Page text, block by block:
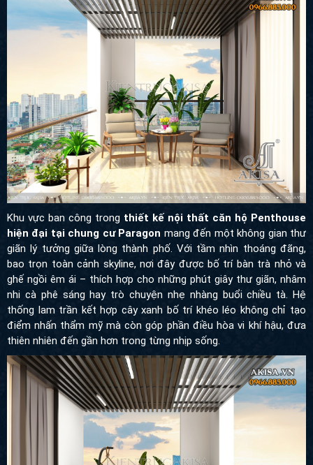
Khu vực ban công trong thiết kế nội thất căn hộ Penthouse
hiện đại tại chung cư Paragon mang đến một không gian thư
giãn lý tưởng giữa lòng thành phố. Với tầm nhìn thoáng đãng,
bao trọn toàn cảnh skyline, nơi đây được bố trí bàn trà nhỏ và
ghế ngồi êm ái – thích hợp cho những phút giây thư giãn, nhâm
nhi cà phê sáng hay trò chuyện nhẹ nhàng buổi chiều tà. Hệ
thống lam trần kết hợp cây xanh bố trí khéo léo không chỉ tạo
điểm nhấn thẩm mỹ mà còn góp phần điều hòa vi khí hậu, đưa
thiên nhiên đến gần hơn trong từng nhịp sống.